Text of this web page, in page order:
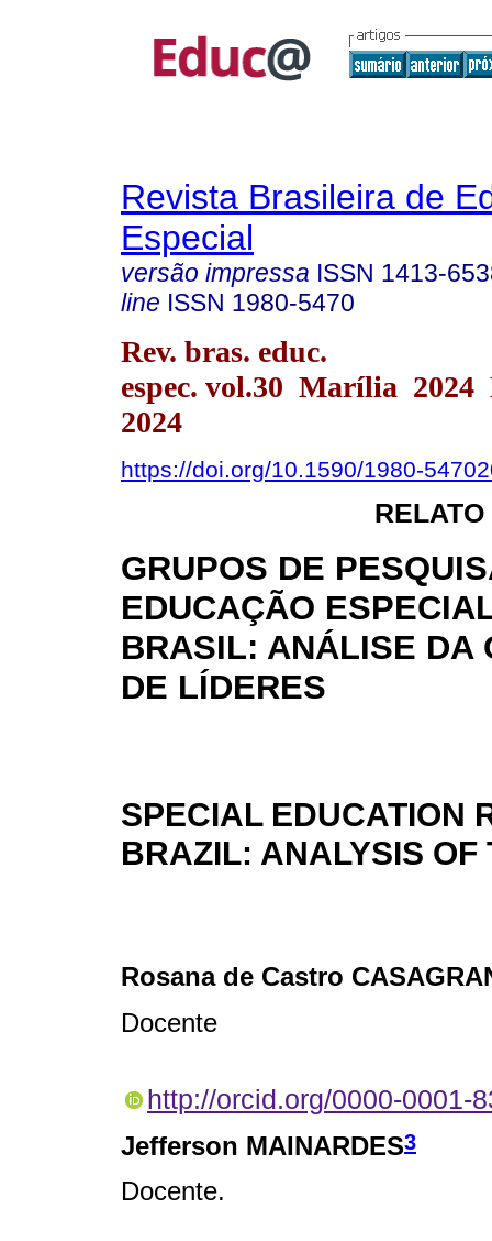
Revista Brasileira de
Especial
versão impressa ISSN 1413-
line ISSN 1980-5470
Rev. bras. educ.
espec. vol.30 Marília 2024
2024
https://doi.org/10.1590/1980-
GRUPOS DE
EDUCAÇÃO
BRASIL: ANÁLISE DA
DE LÍDERES
SPECIAL EDUCATION
BRAZIL: ANALYSIS OF
Rosana de Castro
Docente
http://orcid.org/0000-0001-
Jefferson MAINARDES3
Docente.